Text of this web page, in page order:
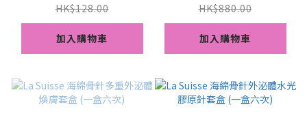
HK$128.00
加入購物車
HK$880.00
加入購物車